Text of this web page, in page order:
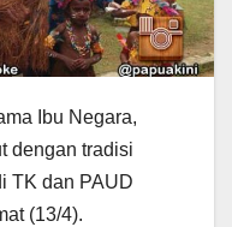
Ibu Negara,
dengan tradisi
TK dan PAUD
(13/4).